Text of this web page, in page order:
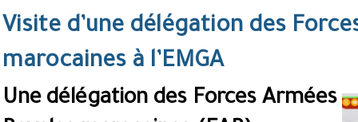
Visite d’une délégation des
marocaines à l’EMGA
Une délégation des Forces Armées